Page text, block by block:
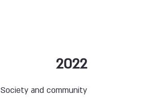
2022
Society and community